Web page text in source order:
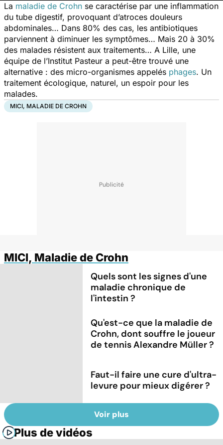
La maladie de Crohn se caractérise par une inflammation
du tube digestif, provoquant d’atroces douleurs
abdominales… Dans 80% des cas, les antibiotiques
parviennent à diminuer les symptômes… Mais 20 à 30%
des malades résistent aux traitements… A Lille, une
équipe de l’Institut Pasteur a peut-être trouvé une
alternative : des micro-organismes appelés phages. Un
traitement écologique, naturel, un espoir pour les
malades.
MICI, MALADIE DE CROHN
MICI, Maladie de Crohn
Quels sont les signes d'une
maladie chronique de
l'intestin ?
Qu'est-ce que la maladie de
Crohn, dont souffre le joueur
de tennis Alexandre Müller ?
Faut-il faire une cure d'ultra-
levure pour mieux digérer ?
Voir plus
Plus de vidéos